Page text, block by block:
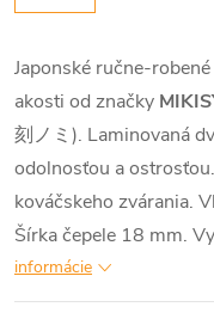
Japonské ručne-
akosti od značky
刻ノミ). Laminovaná
odolnosťou a
kováčskeho zvárania.
Šírka čepele 18 mm.
informácie